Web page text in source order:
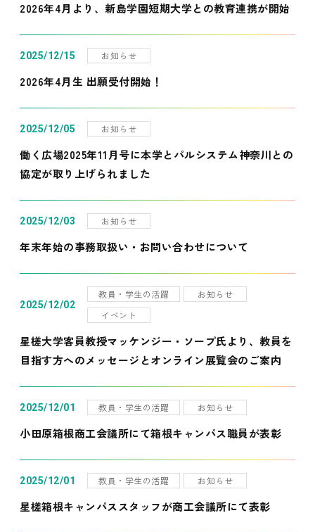
2026年4月より、新島学園短期大学との教育連携が開始
2025/12/15 お知らせ
2026年4月生 出願受付開始！
2025/12/05 お知らせ
働く広場2025年11月号に本学とパルシステム神奈川との
協定が取り上げられました
2025/12/03 お知らせ
年末年始の事務取扱い・お問い合わせについて
2025/12/02
教員・学生の活躍
お知らせ
イベント
星槎大学客員教授マッケンジー・ソープ氏より、教員を
目指す方へのメッセージとオンライン展覧会のご案内
2025/12/01 教員・学生の活躍 お知らせ
小田原箱根商工会議所にて箱根キャンパス職員が表彰
2025/12/01 教員・学生の活躍 お知らせ
星槎箱根キャンパススタッフが商工会議所にて表彰